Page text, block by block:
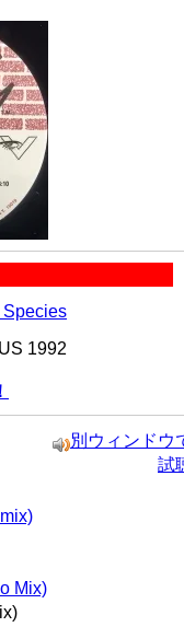
1992
別ウィンドウ
試
Mix)